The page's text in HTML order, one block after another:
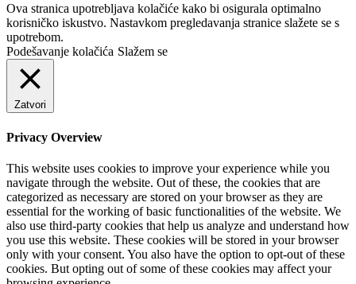
Ova stranica upotrebljava kolačiće kako bi osigurala optimalno
korisničko iskustvo. Nastavkom pregledavanja stranice slažete se s
upotrebom.
Podešavanje kolačića Slažem se
Zatvori
Privacy Overview
This website uses cookies to improve your experience while you
navigate through the website. Out of these, the cookies that are
categorized as necessary are stored on your browser as they are
essential for the working of basic functionalities of the website. We
also use third-party cookies that help us analyze and understand how
you use this website. These cookies will be stored in your browser
only with your consent. You also have the option to opt-out of these
cookies. But opting out of some of these cookies may affect your